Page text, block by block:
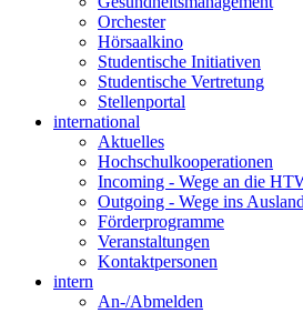
Orchester
Hörsaalkino
Studentische Initiativen
Studentische Vertretung
Stellenportal
international
Aktuelles
Hochschulkooperationen
Incoming - Wege an die
Outgoing - Wege ins
Förderprogramme
Veranstaltungen
Kontaktpersonen
intern
An-/Abmelden